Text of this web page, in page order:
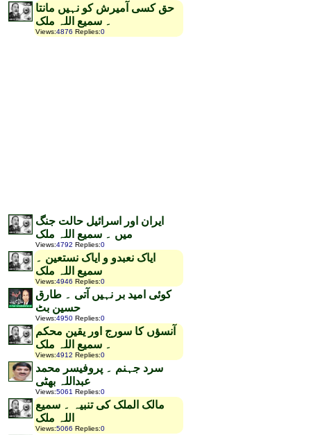
حق کسی آمیرش کو نہیں مانتا
۔ سمیع اللہ ملک
Views:4876 Replies:0
ایران اور اسرائیل حالت جنگ
میں ۔ سمیع اللہ ملک
Views:4792 Replies:0
ایاک نعبدو و ایاک نستعین ۔
سمیع اللہ ملک
Views:4946 Replies:0
کوئی امید بر نہیں آتی ۔ طارق
حسین بٹ
Views:4950 Replies:0
آنسؤں کا سورج اور یقین محکم
۔ سمیع اللہ ملک
Views:4912 Replies:0
سرد جہنم ۔ پروفیسر محمد
عبداللہ بھٹی
Views:5061 Replies:0
مالک الملک کی تنبیہ ۔ سمیع
اللہ ملک
Views:5066 Replies:0